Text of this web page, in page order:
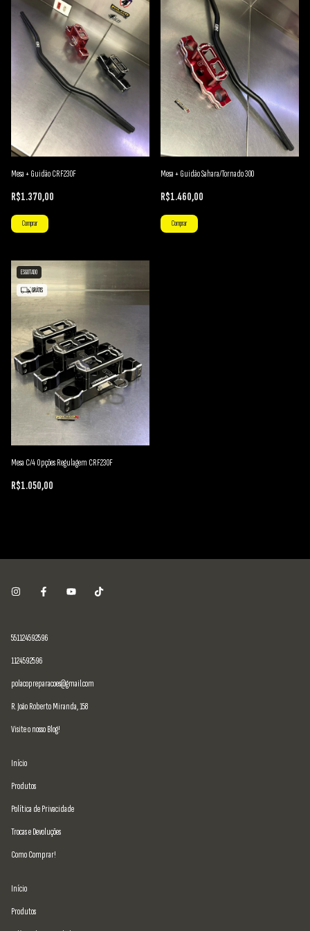
Mesa + Guidão CRF230F
R$1.370,00
Comprar
Mesa + Guidão Sahara/Tornado 300
R$1.460,00
Comprar
ESGOTADO
GRÁTIS
Mesa C/4 Opções Regulagem CRF230F
R$1.050,00
551124592596
1124592596
polacopreparacoes@gmail.com
R. João Roberto Miranda, 158
Visite o nosso Blog!
Início
Produtos
Política de Privacidade
Trocas e Devoluções
Como Comprar!
Início
Produtos